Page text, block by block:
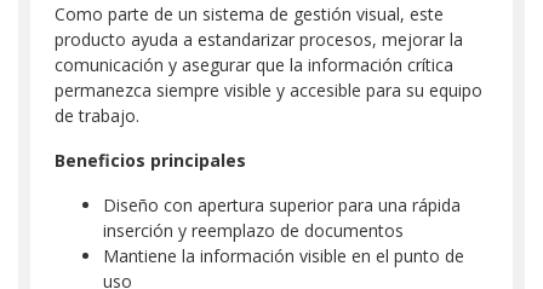
Como parte de un sistema de gestión visual, este
producto ayuda a estandarizar procesos, mejorar la
comunicación y asegurar que la información crítica
permanezca siempre visible y accesible para su equipo
de trabajo.
Beneficios principales
Diseño con apertura superior para una rápida
inserción y reemplazo de documentos
Mantiene la información visible en el punto de
uso